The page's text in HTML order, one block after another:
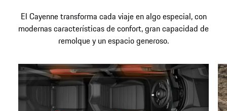
El Cayenne transforma cada viaje en algo especial, con
modernas características de confort, gran capacidad de
remolque y un espacio generoso.